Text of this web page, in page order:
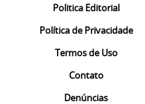
Politica Editorial
Política de Privacidade
Termos de Uso
Contato
Denúncias